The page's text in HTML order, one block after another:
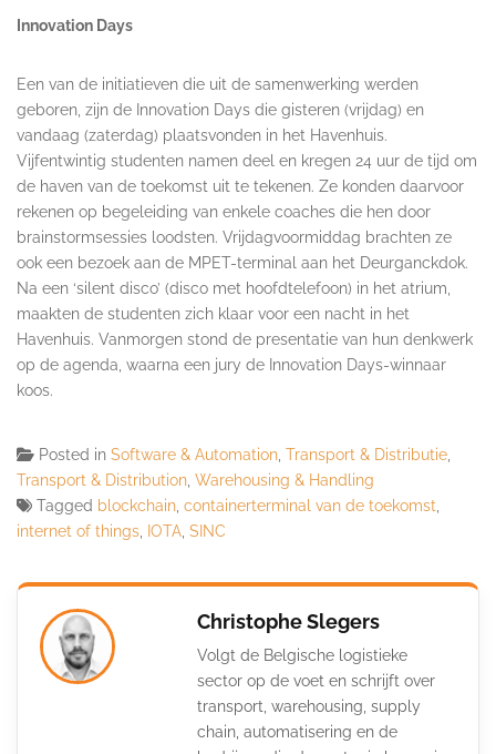
Innovation Days
Een van de initiatieven die uit de samenwerking werden
geboren, zijn de Innovation Days die gisteren (vrijdag) en
vandaag (zaterdag) plaatsvonden in het Havenhuis.
Vijfentwintig studenten namen deel en kregen 24 uur de tijd om
de haven van de toekomst uit te tekenen. Ze konden daarvoor
rekenen op begeleiding van enkele coaches die hen door
brainstormsessies loodsten. Vrijdagvoormiddag brachten ze
ook een bezoek aan de MPET-terminal aan het Deurganckdok.
Na een ‘silent disco’ (disco met hoofdtelefoon) in het atrium,
maakten de studenten zich klaar voor een nacht in het
Havenhuis. Vanmorgen stond de presentatie van hun denkwerk
op de agenda, waarna een jury de Innovation Days-winnaar
koos.
Posted in Software & Automation Transport & Distributie
Transport & Distribution Warehousing & Handling
Tagged blockchain containerterminal van de toekomst
internet of things
IOTA SINC
Christophe Slegers
Volgt de Belgische logistieke
sector op de voet en schrijft over
transport, warehousing, supply
chain, automatisering en de